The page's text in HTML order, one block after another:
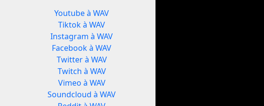
Youtube à WAV
Tiktok à WAV
Instagram à WAV
Facebook à WAV
Twitter à WAV
Twitch à WAV
Vimeo à WAV
Soundcloud à WAV